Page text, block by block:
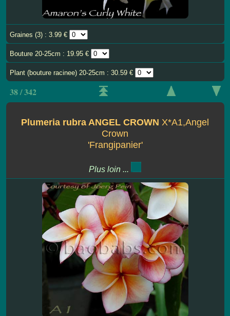
Graines (3) : 3.99 €
Bouture 20-25cm : 19.95 €
Plant (bouture racinee) 20-25cm : 30.59 €
38 / 342
Plumeria rubra ANGEL CROWN X*A1,Angel
Crown
'Frangipanier'
Plus loin ...